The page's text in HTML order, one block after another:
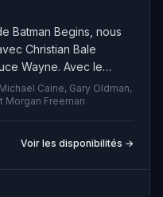
Batman Begins, nous
Christian Bale
Wayne. Avec le
Jim Gordon et du
décide d'éliminer
criminelles de
fructueuse jusqu'à
fasse son
qui plongera la ville
cet antagoniste
Caine, Gary Oldman,
Morgan Freeman
Voir les disponibilités →